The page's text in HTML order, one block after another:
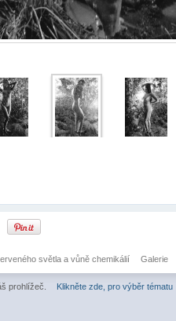
světla a vůně chemikálií Galerie
prohlížeč. Klikněte zde, pro výběr tématu